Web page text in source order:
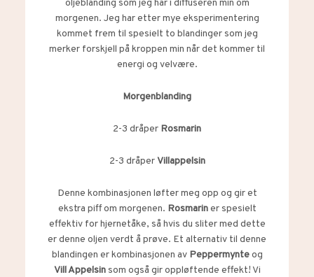
oljeblanding som jeg har i diffuseren min om
morgenen. Jeg har etter mye eksperimentering
kommet frem til spesielt to blandinger som jeg
merker forskjell på kroppen min når det kommer til
energi og velvære.
Morgenblanding
2-3 dråper Rosmarin
2-3 dråperVillappelsin
Denne kombinasjonen løfter meg opp og gir et
ekstra piff om morgenen. Rosmariner spesielt
effektiv for hjernetåke, så hvis du sliter med dette
er denne oljen verdt å prøve. Et alternativ til denne
blandingen er kombinasjonen av Peppermynteog
Vill Appelsinsom også gir oppløftende effekt! Vi